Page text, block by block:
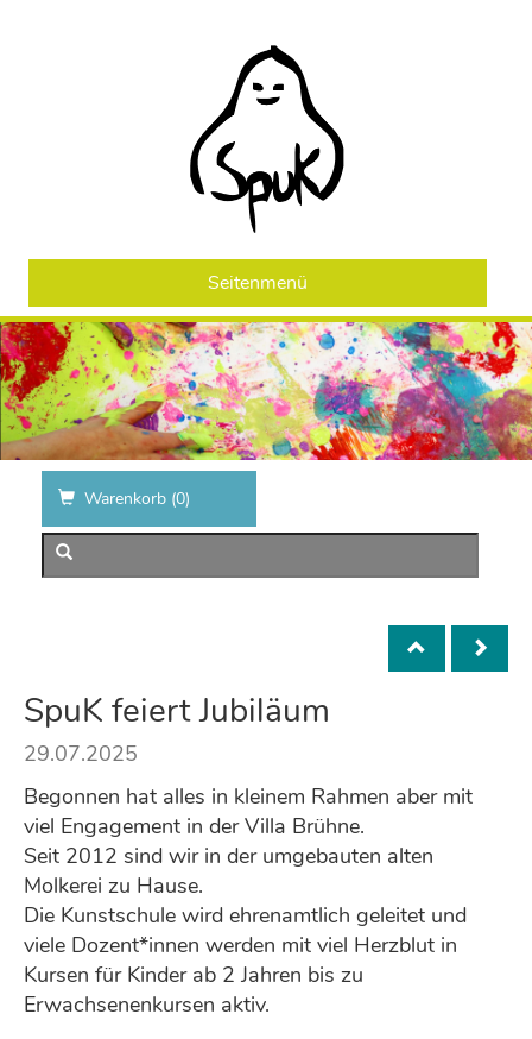
Seitenmenü
Warenkorb (0)
SpuK feiert Jubiläum
29.07.2025
Begonnen hat alles in kleinem Rahmen aber mit
viel Engagement in der Villa Brühne.
Seit 2012 sind wir in der umgebauten alten
Molkerei zu Hause.
Die Kunstschule wird ehrenamtlich geleitet und
viele Dozent*innen werden mit viel Herzblut in
Kursen für Kinder ab 2 Jahren bis zu
Erwachsenenkursen aktiv.